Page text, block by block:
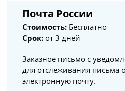
Почта России
Стоимость: Бесплатно
Срок: от 3 дней
Заказное письмо с
для отслеживания письма
электронную почту.